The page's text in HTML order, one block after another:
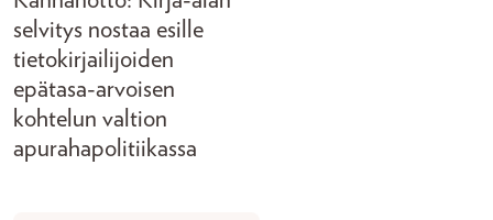
selvitys nostaa esille
tietokirjailijoiden
epätasa-arvoisen
kohtelun valtion
apurahapolitiikassa